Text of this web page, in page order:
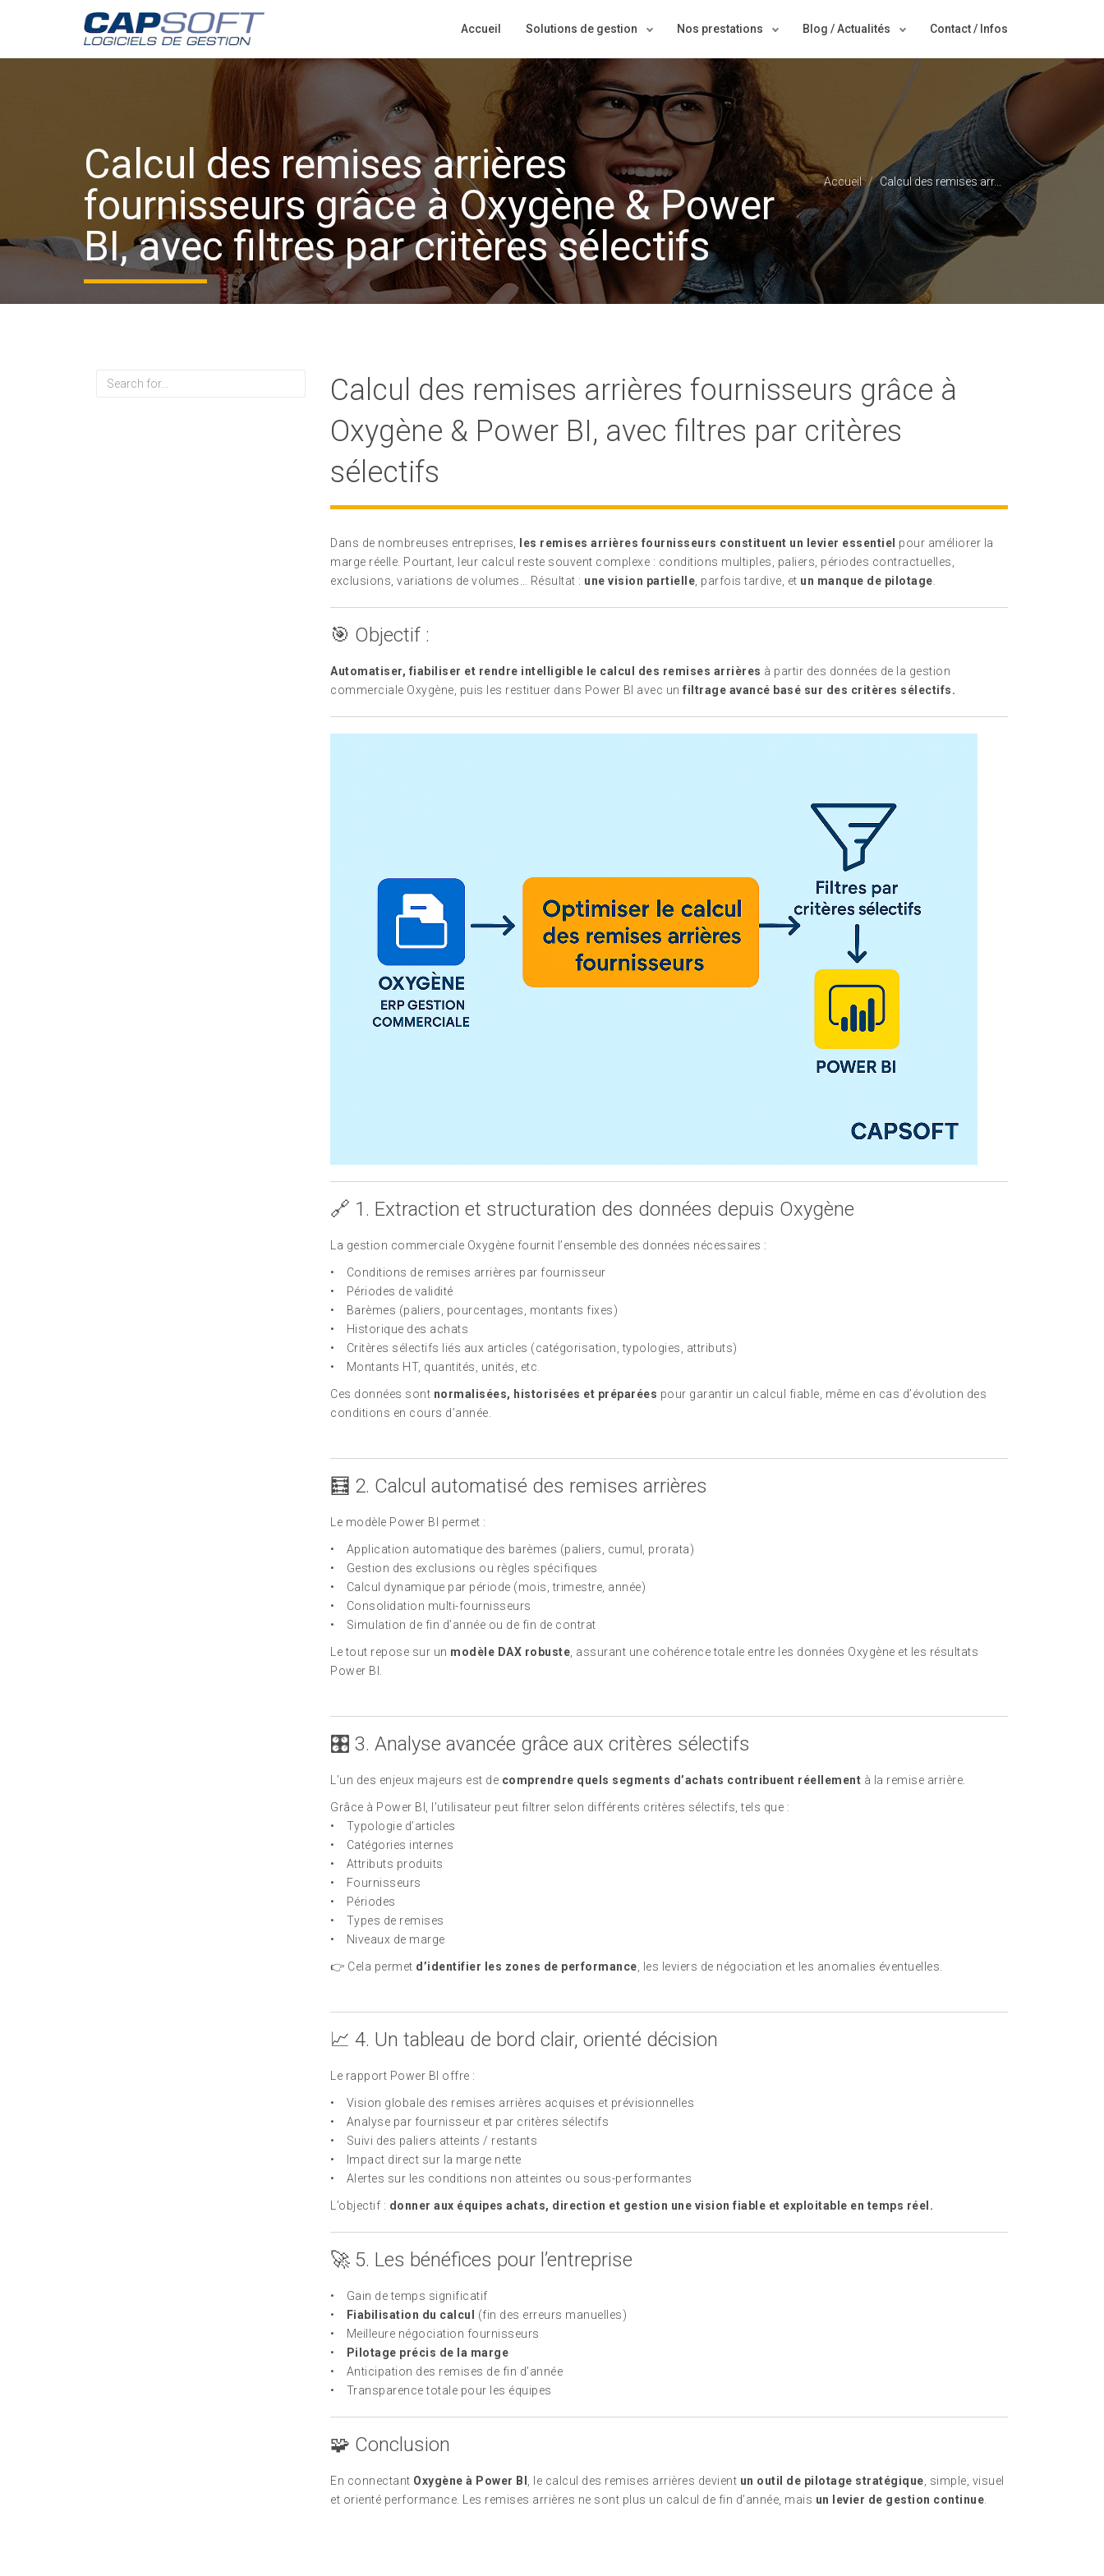
Accueil Solutions de gestion Nos prestations Blog / Actualités Contact / Infos
Calcul des remises arrières
fournisseurs grâce à Oxygène & Power
BI, avec filtres par critères sélectifs
Accueil Calcul des remises arr...
Rechercher
Calcul des remises arrières fournisseurs grâce à
Oxygène & Power BI, avec filtres par critères
sélectifs
Dans de nombreuses entreprises, les remises arrières fournisseurs constituent un levier essentiel pour améliorer la
marge réelle. Pourtant, leur calcul reste souvent complexe : conditions multiples, paliers, périodes contractuelles,
exclusions, variations de volumes… Résultat : une vision partielle , parfois tardive, et un manque de pilotage
🎯 Objectif :
Automatiser, fiabiliser et rendre intelligible le calcul des remises arrières à partir des données de la gestion
commerciale Oxygène, puis les restituer dans Power BI avec un filtrage avancé basé sur des critères sélectifs.
🔗 1. Extraction et structuration des données depuis Oxygène
La gestion commerciale Oxygène fournit l’ensemble des données nécessaires :
• Conditions de remises arrières par fournisseur
• Périodes de validité
• Barèmes (paliers, pourcentages, montants fixes)
• Historique des achats
• Critères sélectifs liés aux articles (catégorisation, typologies, attributs)
• Montants HT, quantités, unités, etc.
Ces données sont normalisées, historisées et préparées pour garantir un calcul fiable, même en cas d’évolution des
conditions en cours d’année.
🧮 2. Calcul automatisé des remises arrières
Le modèle Power BI permet :
• Application automatique des barèmes (paliers, cumul, prorata)
• Gestion des exclusions ou règles spécifiques
• Calcul dynamique par période (mois, trimestre, année)
• Consolidation multi-fournisseurs
• Simulation de fin d’année ou de fin de contrat
Le tout repose sur un modèle DAX robuste , assurant une cohérence totale entre les données Oxygène et les résultats
Power BI.
🎛️ 3. Analyse avancée grâce aux critères sélectifs
L’un des enjeux majeurs est de comprendre quels segments d’achats contribuent réellement à la remise arrière.
Grâce à Power BI, l’utilisateur peut filtrer selon différents critères sélectifs, tels que :
• Typologie d’articles
• Catégories internes
• Attributs produits
• Fournisseurs
• Périodes
• Types de remises
• Niveaux de marge
👉 Cela permet d’identifier les zones de performance , les leviers de négociation et les anomalies éventuelles.
📈 4. Un tableau de bord clair, orienté décision
Le rapport Power BI offre :
• Vision globale des remises arrières acquises et prévisionnelles
• Analyse par fournisseur et par critères sélectifs
• Suivi des paliers atteints / restants
• Impact direct sur la marge nette
• Alertes sur les conditions non atteintes ou sous-performantes
L’objectif : donner aux équipes achats, direction et gestion une vision fiable et exploitable en temps réel.
🚀 5. Les bénéfices pour l’entreprise
• Gain de temps significatif
•
Fiabilisation du calcul
(fin des erreurs manuelles)
• Meilleure négociation fournisseurs
•
Pilotage précis de la marge
• Anticipation des remises de fin d’année
• Transparence totale pour les équipes
🧩 Conclusion
En connectant Oxygène à Power BI , le calcul des remises arrières devient un outil de pilotage stratégique , simple, visuel
et orienté performance. Les remises arrières ne sont plus un calcul de fin d’année, mais un levier de gestion continue